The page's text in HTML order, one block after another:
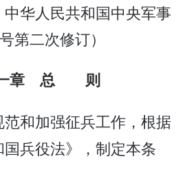
华人民共和国中央军事
第二次修订）
章 总 则
和加强征兵工作，根据
国兵役法》，制定本条